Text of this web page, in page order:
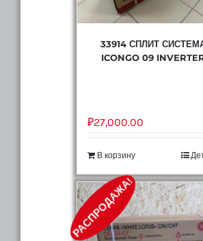
33914 СПЛИТ
ICONGO 09
₽27,000.00
В корзину
РАСПРОДАЖА!